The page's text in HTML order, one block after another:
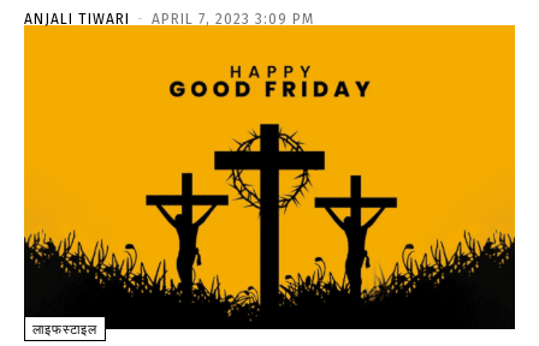
ANJALI TIWARI - APRIL 7, 2023 3:09 PM
लाइफस्टाइल